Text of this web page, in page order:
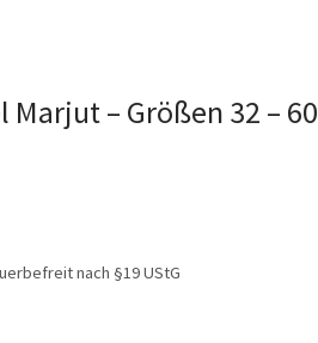
Marjut – Größen 32 – 60
nach §19 UStG